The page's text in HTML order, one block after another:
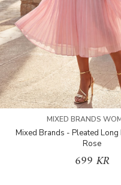
MIXED BRANDS
Mixed Brands - Pleated
Rose
699 KR